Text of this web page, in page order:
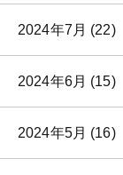
2024年7月 (22)
2024年6月 (15)
2024年5月 (16)